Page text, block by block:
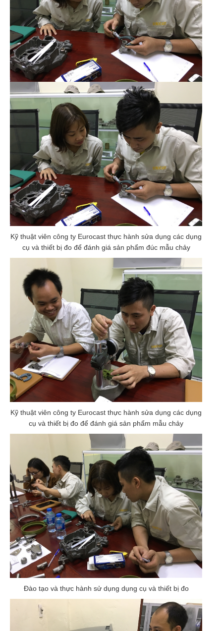
Kỹ thuật viên công ty Eurocast thực hành sửa dụng các dụng
cụ và thiết bị đo để đánh giá sản phẩm đúc mẫu chảy
Kỹ thuật viên công ty Eurocast thực hành sửa dụng các dụng
cụ và thiết bị đo để đánh giá sản phẩm mẫu chảy
Đào tạo và thực hành sử dụng dụng cụ và thiết bị đo